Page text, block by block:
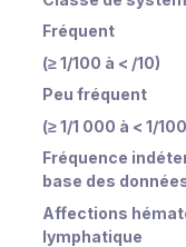
Fréquent
(≥ 1/100 à < /10)
Peu fréquent
(≥ 1/1 000 à < 1/
Fréquence
base des
Affections
lymphatique